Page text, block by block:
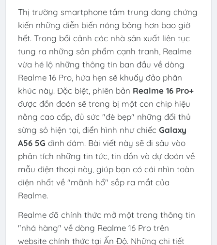
Thị trường smartphone tầm trung đang chứng
kiến những diễn biến nóng bỏng hơn bao giờ
hết. Trong bối cảnh các nhà sản xuất liên tục
tung ra những sản phẩm cạnh tranh, Realme
vừa hé lộ những thông tin ban đầu về dòng
Realme 16 Pro, hứa hẹn sẽ khuấy đảo phân
khúc này. Đặc biệt, phiên bản Realme 16 Pro+
được đồn đoán sẽ trang bị một con chip hiệu
năng cao cấp, đủ sức "đè bẹp" những đối thủ
sừng sỏ hiện tại, điển hình như chiếc Galaxy
A56 5G đình đám. Bài viết này sẽ đi sâu vào
phân tích những tin tức, tin đồn và dự đoán về
mẫu điện thoại này, giúp bạn có cái nhìn toàn
diện nhất về "mãnh hổ" sắp ra mắt của
Realme.
Realme đã chính thức mở một trang thông tin
"nhá hàng" về dòng Realme 16 Pro trên
website chính thức tại Ấn Độ. Những chi tiết